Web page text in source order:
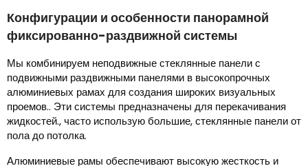
Конфигурации и особенности панорамной
фиксированно-раздвижной системы
Мы комбинируем неподвижные стеклянные панели с
подвижными раздвижными панелями в высокопрочных
алюминиевых рамах для создания широких визуальных
проемов.. Эти системы предназначены для перекачивания
жидкостей., часто использую большие, стеклянные панели от
пола до потолка.
Алюминиевые рамы обеспечивают высокую жесткость и